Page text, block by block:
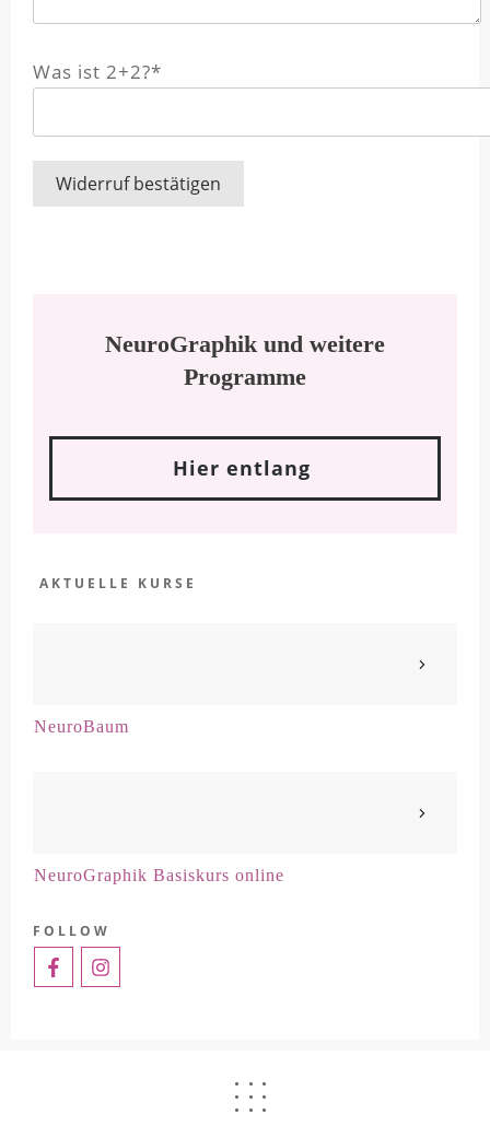
Was ist 2+2?*
NeuroGraphik und weitere
Programme
Hier entlang
AKTUELLE KURSE
NeuroBaum
NeuroGraphik Basiskurs online
FOLLOW